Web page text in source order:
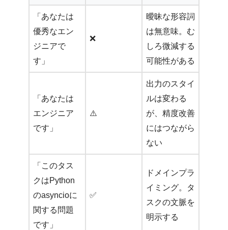
「あなたは
優秀なエン
ジニアで
す」
❌
曖昧な形容詞
は無意味。む
しろ微減する
可能性がある
「あなたは
エンジニア
です」
⚠️
出力のスタイ
ルは変わる
が、精度改善
にはつながら
ない
「このタス
クはPython
のasyncioに
関する問題
です」
✅
ドメインプラ
イミング。タ
スクの文脈を
明示する